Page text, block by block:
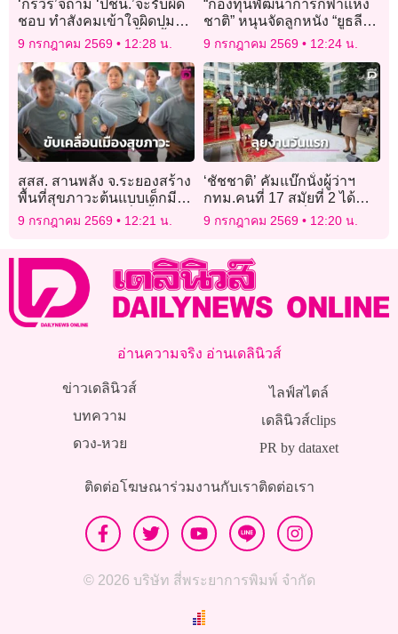
‘กรวีร์’จี้ถาม ‘ปชน.’จะรับผิด
ชอบ ทำสังคมเข้าใจผิดปม
‘นิรโทษกรรม’โยงเอื้อ ‘ฮั้ว
สว.’อย่างไร
9 กรกฎาคม 2569 12:28 น.
“กองทุนพัฒนาการกีฬาแห่ง
ชาติ” หนุนจัดลูกหนัง “ยูธลีก”
นำเทคโนโลยี DNA ยกระดับ
นักกีฬาไทย
9 กรกฎาคม 2569 12:24 น.
สสส. สานพลัง จ.ระยองสร้าง
พื้นที่สุขภาวะต้นแบบเด็กมี
กิจกรรมทางกายเพิ่มขึ้น 55%
9 กรกฎาคม 2569 12:21 น.
‘ชัชชาติ’ คัมแบ๊กนั่งผู้ว่าฯ
กทม.คนที่ 17 สมัยที่ 2 ได้
ฤกษ์ขอพรก่อนเริ่มงาน
9 กรกฎาคม 2569 12:20 น.
อ่านความจริง อ่านเดลินิวส์
ข่าวเดลินิวส์
บทความ
ดวง-หวย
ไลฟ์สไตล์
เดลินิวส์clips
PR by dataxet
ติดต่อโฆษณาร่วมงานกับเราติดต่อเรา
© 2026 บริษัท สี่พระยาการพิมพ์ จำกัด